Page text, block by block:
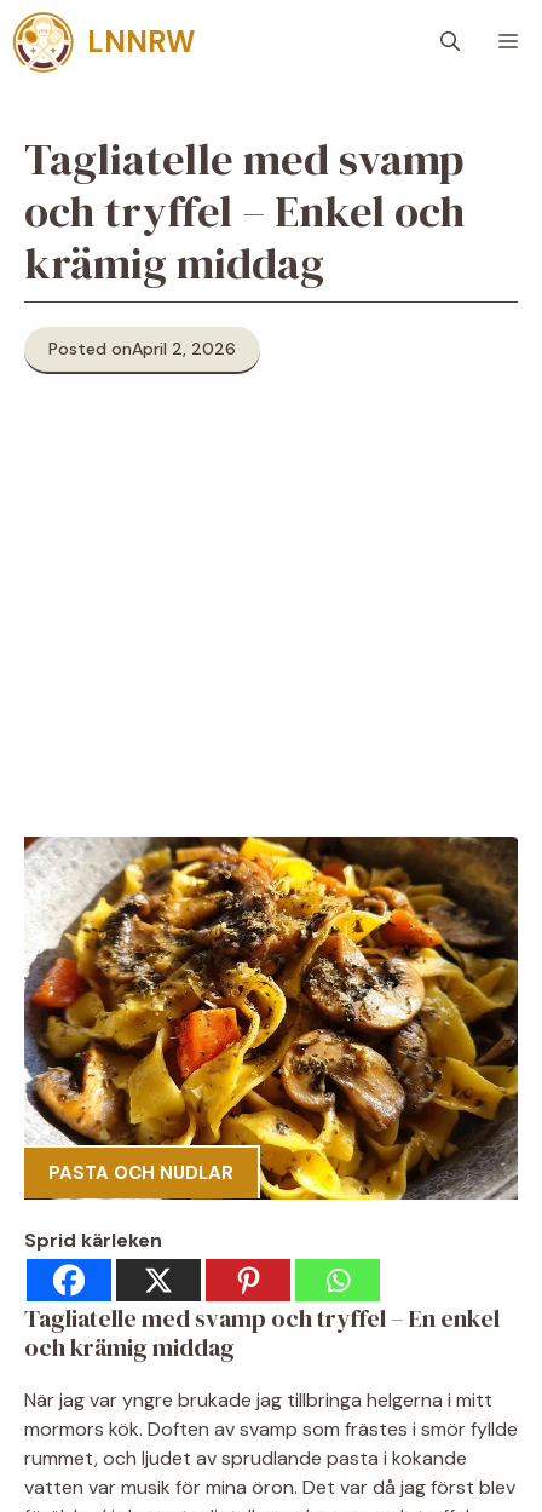
Skip
to
content
LNNRW
Tagliatelle med svamp
och tryffel – Enkel och
krämig middag
Posted onApril 2, 2026
PASTA OCH NUDLAR
Sprid kärleken
Tagliatelle med svamp och tryffel – En enkel
och krämig middag
När jag var yngre brukade jag tillbringa helgerna i mitt
mormors kök. Doften av svamp som frästes i smör fyllde
rummet, och ljudet av sprudlande pasta i kokande
vatten var musik för mina öron. Det var då jag först blev